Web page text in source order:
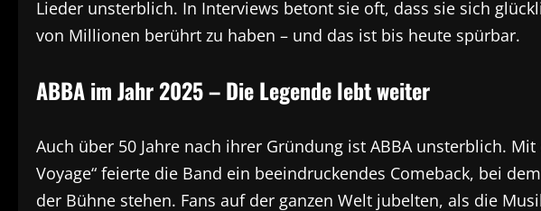
Lieder unsterblich. In Interviews betont sie oft, dass sie sich
von Millionen berührt zu haben – und das ist bis heute spürbar.
ABBA im Jahr 2025 – Die Legende lebt weiter
Auch über 50 Jahre nach ihrer Gründung ist ABBA unsterblich.
Voyage“ feierte die Band ein beeindruckendes Comeback, bei
der Bühne stehen. Fans auf der ganzen Welt jubelten, als die